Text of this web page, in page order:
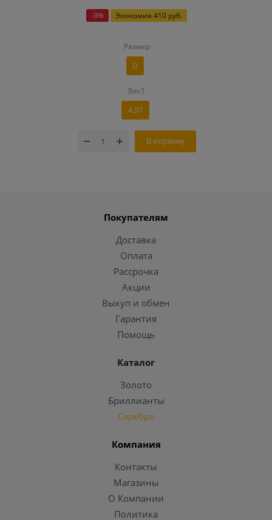
-9% Экономия 410 руб.
Размер
0
Вес1
4,97
В корзину
Покупателям
Доставка
Оплата
Рассрочка
Акции
Выкуп и обмен
Гарантия
Помощь
Каталог
Золото
Бриллианты
Серебро
Компания
Контакты
Магазины
О Компании
Политика